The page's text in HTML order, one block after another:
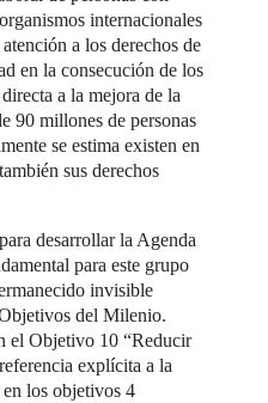
internacionales
a los derechos de
en la consecución de los
a la mejora de la
90 millones de personas
se estima existen en
sus derechos
desarrollar la Agenda
para este grupo
invisible
del Milenio.
el Objetivo 10 “Reducir
explícita a la
los objetivos 4